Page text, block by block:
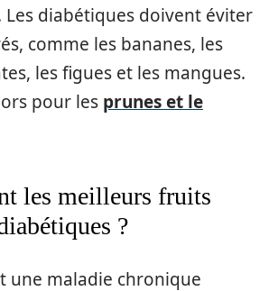
Les diabétiques doivent éviter
comme les bananes, les
les figues et les mangues.
pour les prunes et le
les meilleurs fruits
?
une maladie chronique